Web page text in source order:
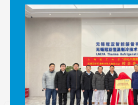
来，双方将围绕深低温制冷领域的
发展方向，开展系统性协同攻关。
高端制冷装备的自主研发与产业化
积累了较为丰富的工程设计经验，
发、中试到量产的产业能力。 上海
工程学科为上海市重点学科，在深
的理论基础和持续的前沿探索能力
产业需求上具有良好的互补性，此